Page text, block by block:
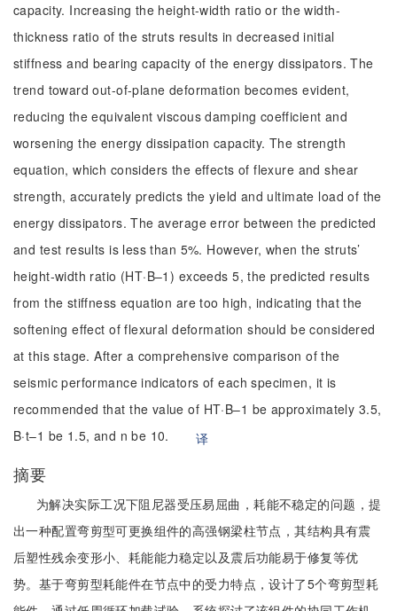
capacity. Increasing the height-width ratio or the width-
thickness ratio of the struts results in decreased initial
stiffness and bearing capacity of the energy dissipators. The
trend toward out-of-plane deformation becomes evident,
reducing the equivalent viscous damping coefficient and
worsening the energy dissipation capacity. The strength
equation, which considers the effects of flexure and shear
strength, accurately predicts the yield and ultimate load of the
energy dissipators. The average error between the predicted
and test results is less than 5%. However, when the struts’
height-width ratio (HT·B–1) exceeds 5, the predicted results
from the stiffness equation are too high, indicating that the
softening effect of flexural deformation should be considered
at this stage. After a comprehensive comparison of the
seismic performance indicators of each specimen, it is
recommended that the value of HT·B–1 be approximately 3.5,
B·t–1 be 1.5, and n be 10.
译
摘要
为解决实际工况下阻尼器受压易屈曲，耗能不稳定的问题，提
出一种配置弯剪型可更换组件的高强钢梁柱节点，其结构具有震
后塑性残余变形小、耗能能力稳定以及震后功能易于修复等优
势。基于弯剪型耗能件在节点中的受力特点，设计了5个弯剪型耗